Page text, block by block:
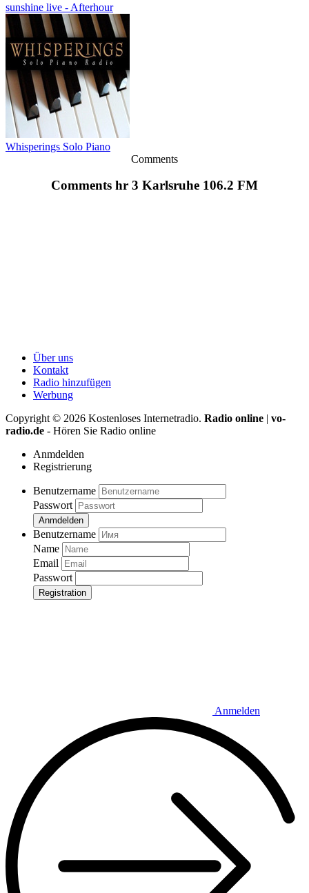
sunshine live - Afterhour
Whisperings Solo Piano
Comments
Comments hr 3 Karlsruhe 106.2 FM
Über uns
Kontakt
Radio hinzufügen
Werbung
Copyright © 2026 Kostenloses Internetradio. Radio online | vo-
radio.de - Hören Sie Radio online
Anmdelden
Registrierung
Benutzername
Passwort
Anmdelden
Benutzername
Name
Email
Passwort
Registration
Anmelden